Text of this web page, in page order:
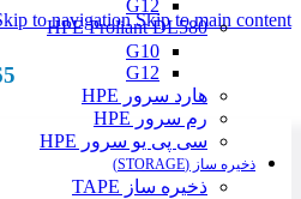
to navigationSkip to main content
(021)
G12
HPE Proliant DL580
G10
G12
هارد سرور HPE
رم سرور HPE
سی پی یو سرور HPE
ذخیره ساز (STORAGE)
ذخیره ساز TAPE